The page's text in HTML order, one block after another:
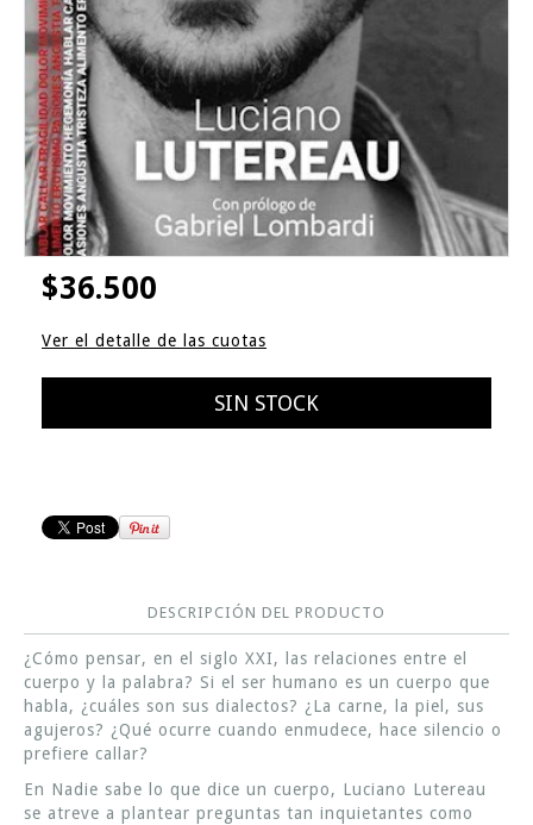
$36.500
Ver el detalle de las cuotas
DESCRIPCIÓN DEL PRODUCTO
¿Cómo pensar, en el siglo XXI, las relaciones entre el
cuerpo y la palabra? Si el ser humano es un cuerpo que
habla, ¿cuáles son sus dialectos? ¿La carne, la piel, sus
agujeros? ¿Qué ocurre cuando enmudece, hace silencio o
prefiere callar?
En Nadie sabe lo que dice un cuerpo, Luciano Lutereau
se atreve a plantear preguntas tan inquietantes como